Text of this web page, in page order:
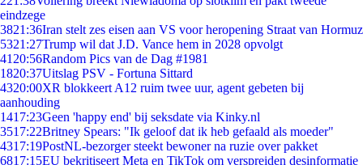
eindzege
3821:36Iran stelt zes eisen aan VS voor heropening Straat van Hormuz
5321:27Trump wil dat J.D. Vance hem in 2028 opvolgt
41 20:56Random Pics van de Dag #1981
1820:37Uitslag PSV - Fortuna Sittard
4320:00XR blokkeert A12 ruim twee uur, agent gebeten bij
aanhouding
1417:23Geen 'happy end' bij seksdate via Kinky.nl
3517:22Britney Spears: "Ik geloof dat ik heb gefaald als moeder"
4317:19PostNL-bezorger steekt bewoner na ruzie over pakket
6817:15EU bekritiseert Meta en TikTok om verspreiden desinformatie